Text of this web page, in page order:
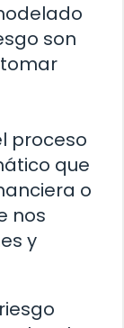
son
proceso
que
o
nos
y